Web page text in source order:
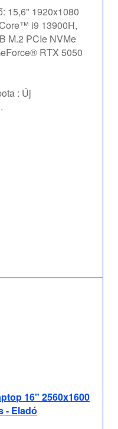
15,6" 1920x1080
i9 13900H,
M.2 PCIe NVMe
RTX 5050
: Új
16" 2560x1600
- Eladó